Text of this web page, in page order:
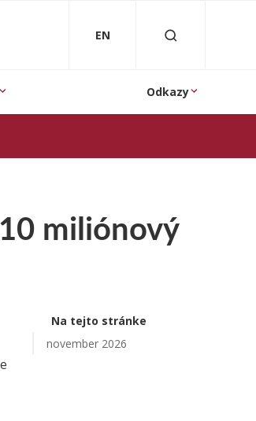
EN
Odkazy
miliónový
Na tejto stránke
november 2026